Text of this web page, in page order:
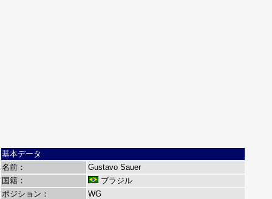
基本データ
名前：
Gustavo Sauer
国籍：
ブラジル
ポジション：
WG